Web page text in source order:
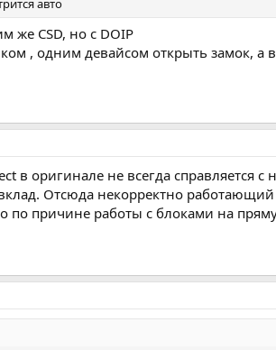
же CSD, но с DOIP
, одним девайсом открыть замок, а
в оригинале не всегда справляется
Отсюда некорректно
по причине работы с блоками на